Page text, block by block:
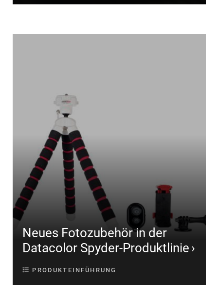
Neues Fotozubehör in der
Datacolor Spyder-Produktlinie
PRODUKTEINFÜHRUNG